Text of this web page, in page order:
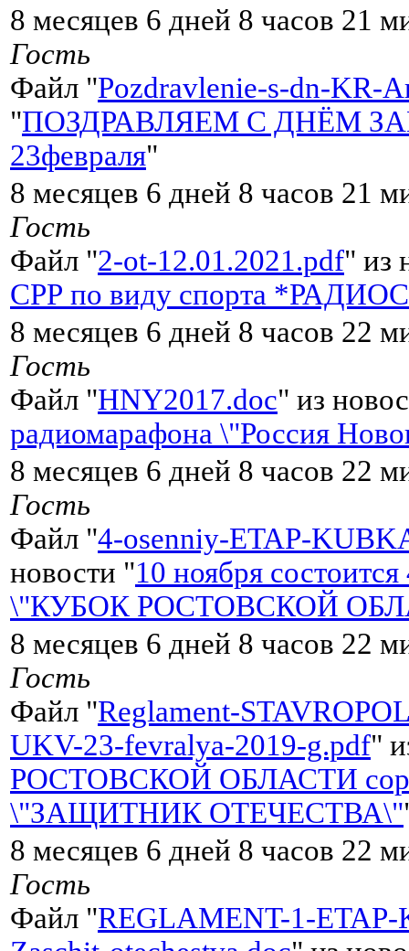
8 месяцев 6 дней 8 часов 21
Гость
Файл "Pozdravlenie-s-dn-KR-
"ПОЗДРАВЛЯЕМ С ДНЁМ
23февраля"
8 месяцев 6 дней 8 часов 21
Гость
Файл "2-ot-12.01.2021.pdf" из
СРР по виду спорта
8 месяцев 6 дней 8 часов 22
Гость
Файл "HNY2017.doc" из
радиомарафона \"Россия
8 месяцев 6 дней 8 часов 22
Гость
Файл "4-osenniy-ETAP-
новости "10 ноября
\"КУБОК РОСТОВСКОЙ
8 месяцев 6 дней 8 часов 22
Гость
Файл "Reglament-
UKV-23-fevralya-2019-g.pdf"
РОСТОВСКОЙ ОБЛАСТИ
\"ЗАЩИТНИК ОТЕЧЕСТВА\"
8 месяцев 6 дней 8 часов 22
Гость
Файл "REGLAMENT-1-